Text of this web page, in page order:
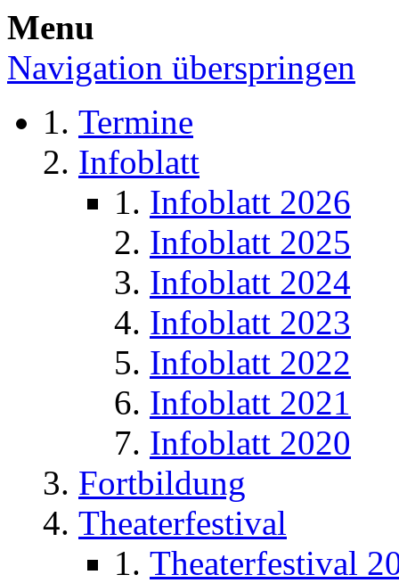
Menu
Navigation überspringen
Termine
Infoblatt
Infoblatt 2026
Infoblatt 2025
Infoblatt 2024
Infoblatt 2023
Infoblatt 2022
Infoblatt 2021
Infoblatt 2020
Fortbildung
Theaterfestival
Theaterfestival